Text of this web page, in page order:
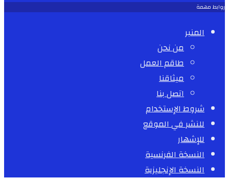
روابط مهمة
المنبر
من نحن
طاقم العمل
ميثاقنا
اتصل بنا
شروط الإستخدام
للنشر في الموقع
للإشهار
النسخة الفرنسية
النسخة الإنجليزية